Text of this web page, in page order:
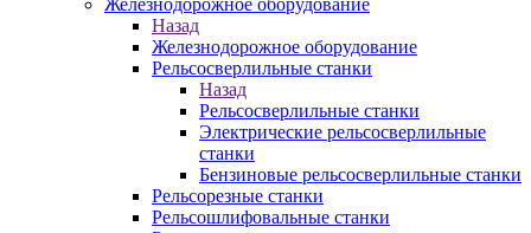
Железнодорожное оборудование
Назад
Железнодорожное оборудование
Рельсосверлильные станки
Назад
Рельсосверлильные станки
Электрические рельсосверлильные
станки
Бензиновые рельсосверлильные станки
Рельсорезные станки
Рельсошлифовальные станки